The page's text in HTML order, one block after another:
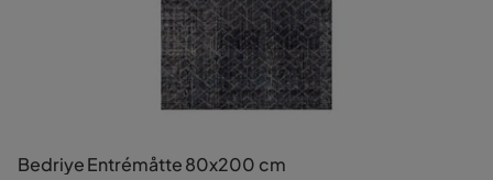
Bedriye Entrémåtte 80x200 cm